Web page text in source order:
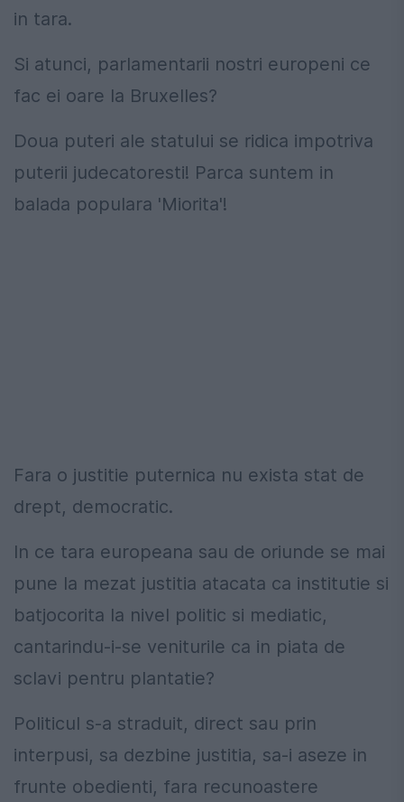
in tara.
Si atunci, parlamentarii nostri europeni ce
fac ei oare la Bruxelles?
Doua puteri ale statului se ridica impotriva
puterii judecatoresti! Parca suntem in
balada populara 'Miorita'!
Fara o justitie puternica nu exista stat de
drept, democratic.
In ce tara europeana sau de oriunde se mai
pune la mezat justitia atacata ca institutie si
batjocorita la nivel politic si mediatic,
cantarindu-i-se veniturile ca in piata de
sclavi pentru plantatie?
Politicul s-a straduit, direct sau prin
interpusi, sa dezbine justitia, sa-i aseze in
frunte obedienti, fara recunoastere